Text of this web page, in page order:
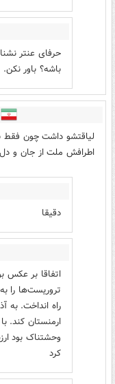
حرفای عنتر
باشه؟ باور نکن.
لیاقتشو داشت چون
اطرافش ملت از جان و
دقیقا
اتفاقا بر عکس
تروریست‌ها را
راه انداخت. به
ارمنستان کند.
وحشتناک بود
کرد